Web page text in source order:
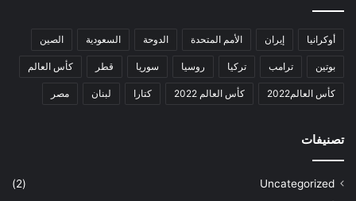
أوكرانيا إيران الأمم المتحدة الدوحة السعودية الصين
بوتين ترامب تركيا روسيا سوريا قطر كأس العالم
كأس العالم2022 كأس العالم 2022 كتارا لبنان مصر
تصنيفات
Uncategorized
(2)